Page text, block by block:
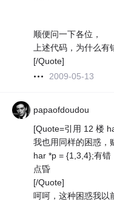
顺便问一下各位，
上述代码，为什么有
[/Quote]
2009-05-13
papaofdoudou
[Quote=引用 12 楼
我也用同样的困惑，
har *p = {1,3,4};有
点昏
[/Quote]
呵呵，这种困惑我以